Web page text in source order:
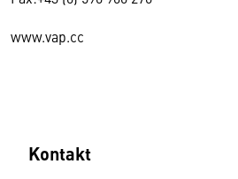
www.vap.cc
Kontakt